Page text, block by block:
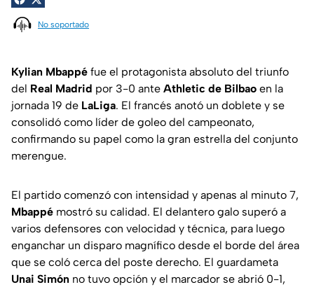
No soportado
Kylian Mbappé fue el protagonista absoluto del triunfo
del Real Madrid por 3-0 ante Athletic de Bilbao en la
jornada 19 de LaLiga. El francés anotó un doblete y se
consolidó como líder de goleo del campeonato,
confirmando su papel como la gran estrella del conjunto
merengue.
El partido comenzó con intensidad y apenas al minuto 7,
Mbappé mostró su calidad. El delantero galo superó a
varios defensores con velocidad y técnica, para luego
enganchar un disparo magnífico desde el borde del área
que se coló cerca del poste derecho. El guardameta
Unai Simón no tuvo opción y el marcador se abrió 0-1,